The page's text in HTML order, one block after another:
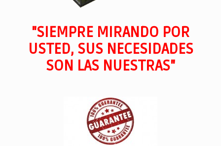
"SIEMPRE MIRANDO POR
USTED, SUS NECESIDADES
SON LAS NUESTRAS"